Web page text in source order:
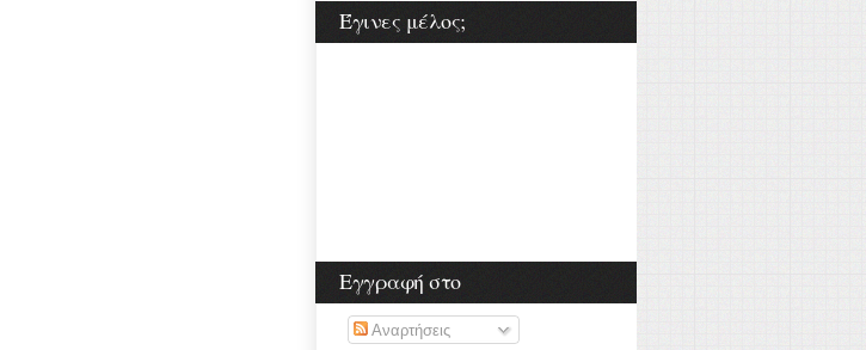
Έγινες μέλος;
Εγγραφή στο
Αναρτήσεις